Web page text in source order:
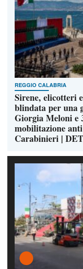
REGGIO CALABRIA
Sirene, elicotteri
blindata per una
Giorgia Meloni e
mobilitazione
Carabinieri |